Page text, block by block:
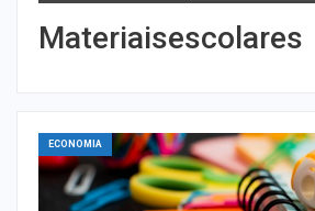
Materiaisescolares
ECONOMIA